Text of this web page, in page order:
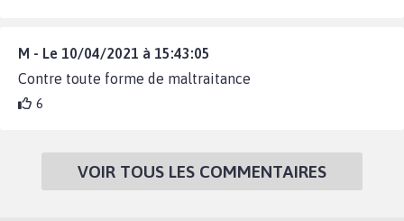
M - Le 10/04/2021 à 15:43:05
Contre toute forme de maltraitance
6
VOIR TOUS LES COMMENTAIRES